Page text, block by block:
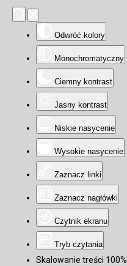
Odwróć kolory
Monochromatyczny
Ciemny kontrast
Jasny kontrast
Niskie nasycenie
Wysokie nasycenie
Zaznacz linki
Zaznacz nagłówki
Czytnik ekranu
Tryb czytania
Skalowanie treści 100%